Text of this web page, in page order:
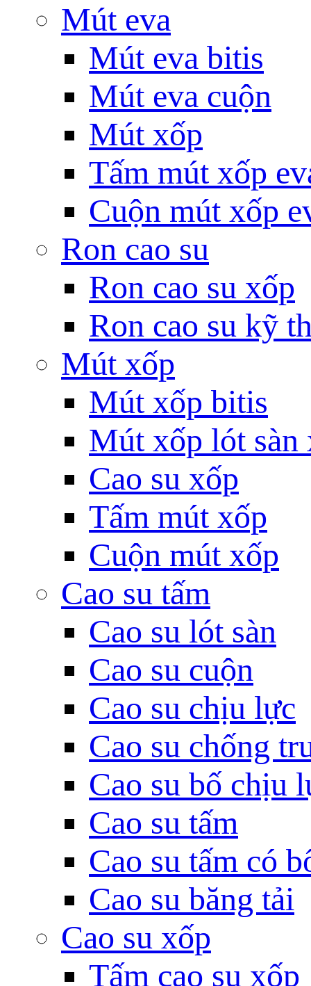
Mút eva
Mút eva bitis
Mút eva cuộn
Mút xốp
Tấm mút xốp
Cuộn mút xốp
Ron cao su
Ron cao su xốp
Ron cao su kỹ
Mút xốp
Mút xốp bitis
Mút xốp lót sàn
Cao su xốp
Tấm mút xốp
Cuộn mút xốp
Cao su tấm
Cao su lót sàn
Cao su cuộn
Cao su chịu lực
Cao su chống
Cao su bố chịu
Cao su tấm
Cao su tấm có
Cao su băng tải
Cao su xốp
Tấm cao su xốp